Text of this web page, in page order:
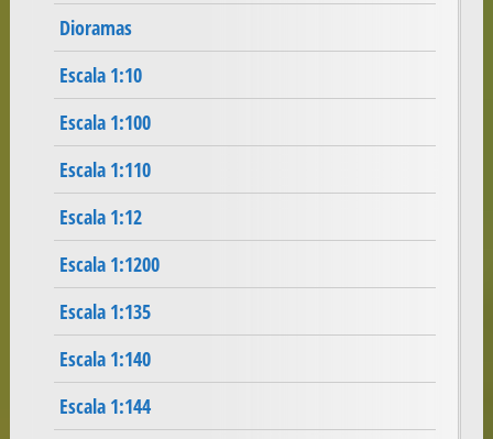
Dioramas
Escala 1:10
Escala 1:100
Escala 1:110
Escala 1:12
Escala 1:1200
Escala 1:135
Escala 1:140
Escala 1:144